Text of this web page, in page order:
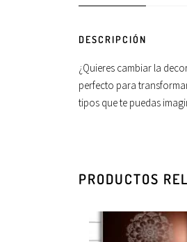
DESCRIPCIÓN
¿Quieres cambiar la
perfecto para
tipos que te puedas
PRODUCTOS